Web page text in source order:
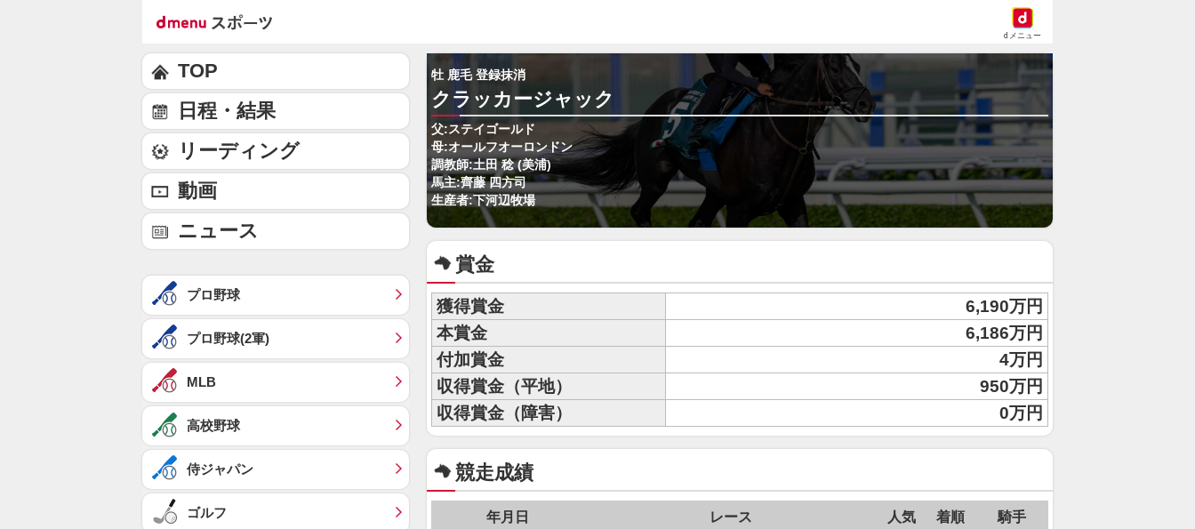
dメニュー
牡 鹿毛 登録抹消
クラッカージャック
父:ステイゴールド
母:オールフオーロンドン
調教師:土田 稔 (美浦)
馬主:齊藤 四方司
生産者:下河辺牧場
賞金
獲得賞金
6,190万円
本賞金
6,186万円
付加賞金
4万円
収得賞金（平地）
950万円
収得賞金（障害）
0万円
競走成績
年月日 レース 人気 着順 騎手
TOP
日程・結果
リーディング
動画
ニュース
プロ野球
プロ野球(2軍)
MLB
高校野球
侍ジャパン
ゴルフ